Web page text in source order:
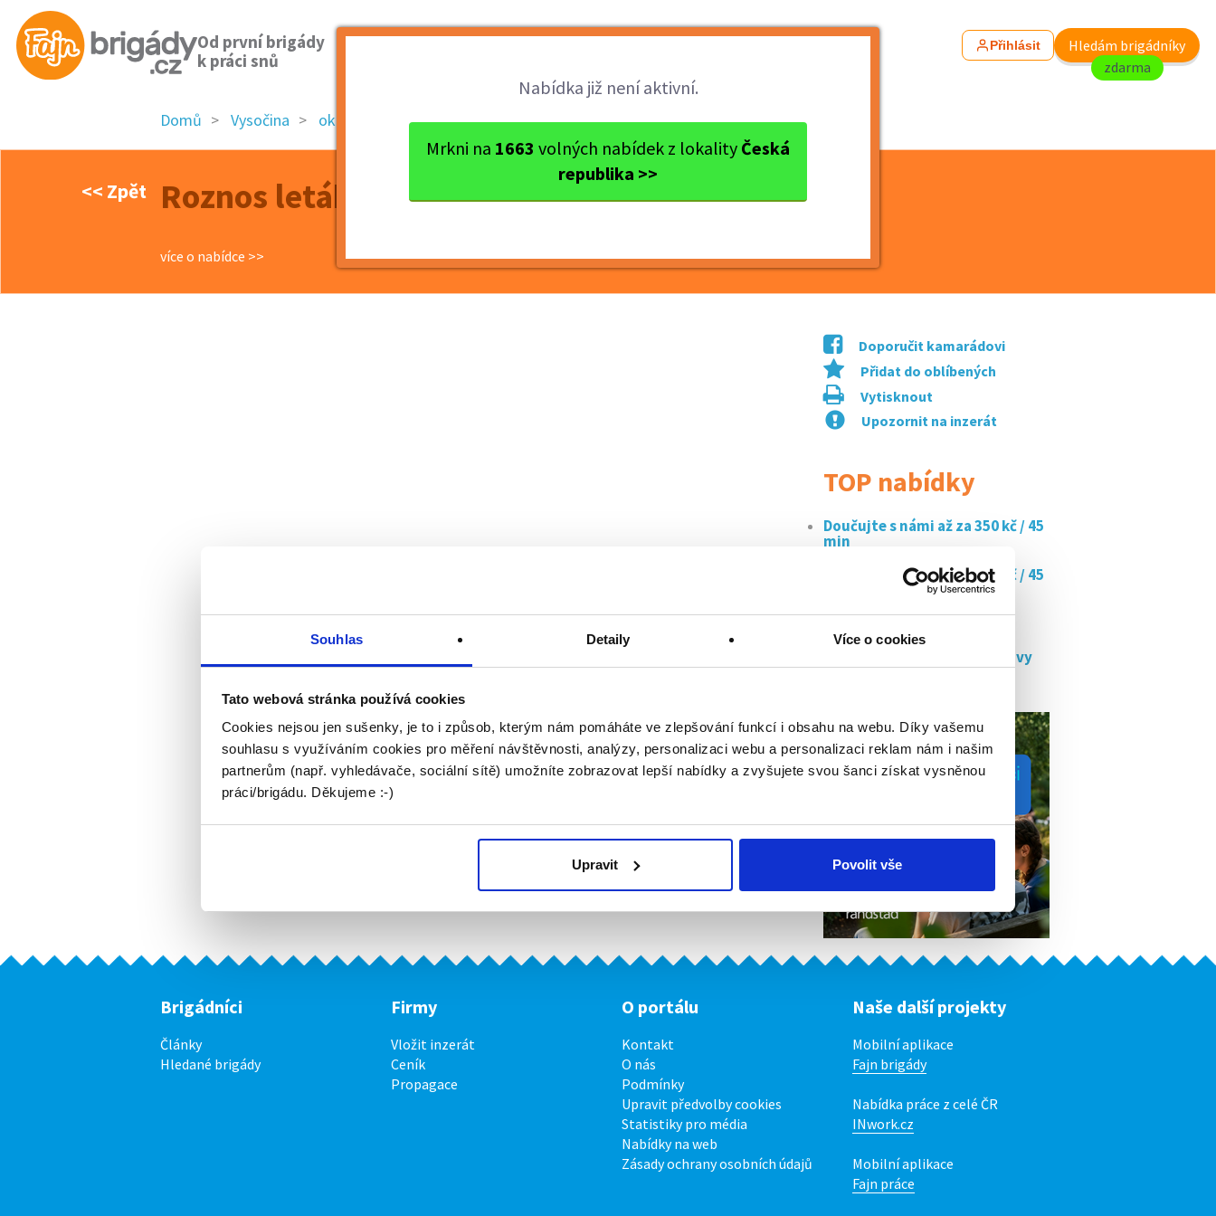
Souhlas Detaily Více o cookies
Tato webová stránka používá cookies
Cookies nejsou jen sušenky, je to i způsob, kterým nám pomáháte ve zlepšování funkcí i obsahu na webu. Díky vašemu
souhlasu s využíváním cookies pro měření návštěvnosti, analýzy, personalizaci webu a personalizaci reklam nám i našim
partnerům (např. vyhledávače, sociální sítě) umožníte zobrazovat lepší nabídky a zvyšujete svou šanci získat vysněnou
práci/brigádu. Děkujeme :-)
Upravit Povolit vše
Od první brigády
k práci snů
Přihlásit
Hledám brigádníky
zdarma
Nabídka již není aktivní.
Mrkni na 1663 volných nabídek z lokality Česká
republika >>
Domů Vysočina okres Třebíč Třebíč Roznos letáků – Třebíč a o...
<< Zpět Roznos letáků – Třebíč a okolí
více o nabídce >>
Doporučit kamarádovi
Přidat do oblíbených
Vytisknout
Upozornit na inzerát
TOP nabídky
Doučujte s námi až za 350 kč / 45
min
Doučujte s námi až za 350 kč / 45
Brigáda pro studenty - opravy
starého hradu...
Brigádníci
Články
Hledané brigády
Firmy
Vložit inzerát
Ceník
Propagace
O portálu
Kontakt
O nás
Podmínky
Upravit předvolby cookies
Statistiky pro média
Nabídky na web
Zásady ochrany osobních údajů
Naše další projekty
Mobilní aplikace
Fajn brigády
Nabídka práce z celé ČR
INwork.cz
Mobilní aplikace
Fajn práce